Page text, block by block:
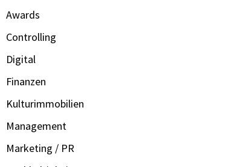
Awards
Controlling
Digital
Finanzen
Kulturimmobilien
Management
Marketing / PR